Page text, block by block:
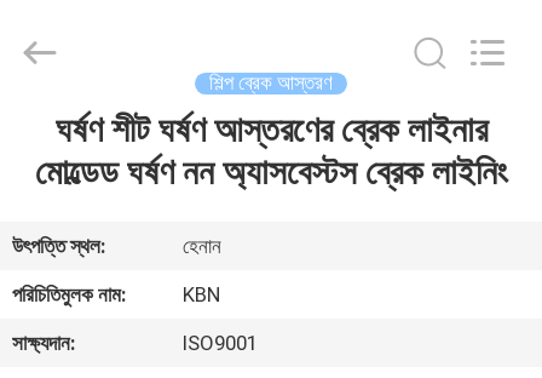
আমাদের
সম্পর্কে
শিল্প ব্রেক আস্তরণ
ঘর্ষণ শীট ঘর্ষণ আস্তরণের ব্রেক লাইনার
মোল্ডেড ঘর্ষণ নন অ্যাসবেস্টস ব্রেক লাইনিং
উৎপত্তি স্থল:
হেনান
পরিচিতিমুলক নাম:
KBN
সাক্ষ্যদান:
ISO9001